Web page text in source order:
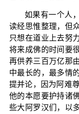
如果有一个人
读经思惟整理，但
只想在道业上去努
将来成佛的时间要
再供养三百万亿那
中最长的，最多情
提并论，因为阿难
他的本愿要护持诸
些大阿罗汉们，以